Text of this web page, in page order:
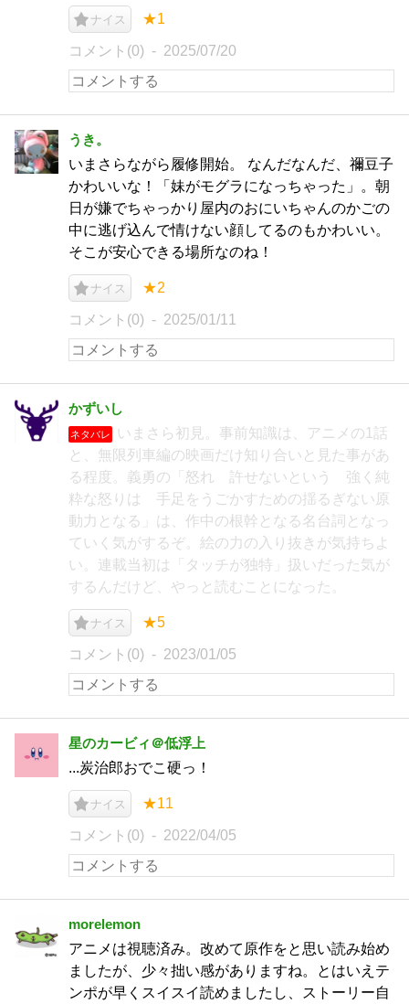
ナイス ★1
コメント(0) 2025/07/20
うき。
いまさらながら履修開始。 なんだなんだ、禰豆子
かわいいな！「妹がモグラになっちゃった」。朝
日が嫌でちゃっかり屋内のおにいちゃんのかごの
中に逃げ込んで情けない顔してるのもかわいい。
そこが安心できる場所なのね！
ナイス ★2
コメント(0) 2025/01/11
かずいし
ネタバレ
いまさら初見。事前知識は、アニメの1話
と、無限列車編の映画だけ知り合いと見た事があ
る程度。義勇の「怒れ 許せないという 強く純
粋な怒りは 手足をうごかすための揺るぎない原
動力となる」は、作中の根幹となる名台詞となっ
ていく気がするぞ。絵の力の入り抜きが気持ちよ
い。連載当初は「タッチが独特」扱いだった気が
するんだけど、やっと読むことになった。
ナイス ★5
コメント(0) 2023/01/05
星のカービィ＠低浮上
...炭治郎おでこ硬っ！
ナイス ★11
コメント(0) 2022/04/05
morelemon
アニメは視聴済み。改めて原作をと思い読み始め
ましたが、少々拙い感がありますね。とはいえテ
ンポが早くスイスイ読めましたし、ストーリー自